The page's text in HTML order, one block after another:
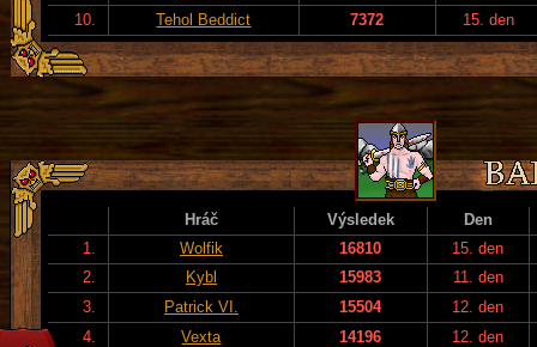
10.
Tehol Beddict 7372 15. den
Hráč Výsledek
Den
1.
Wolfik 16810
15. den
2.
Kybl 15983
11. den
3.
Patrick VI. 15504
12. den
4.
Vexta 14196
12. den